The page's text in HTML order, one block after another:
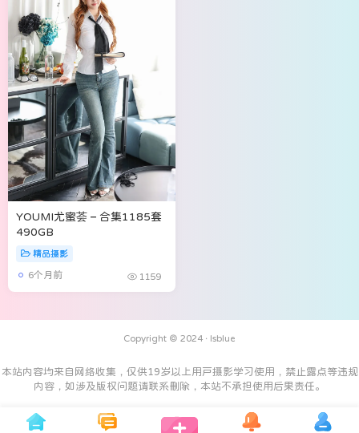
YOUMI尤蜜荟 – 合集1185套
490GB
精品摄影
6个月前 1159
Copyright © 2024 · Isblue
本站内容均来自网络收集，仅供19岁以上用户摄影学习使用，禁止露点等违规
内容，如涉及版权问题请联系删除，本站不承担使用后果责任。